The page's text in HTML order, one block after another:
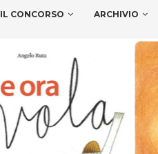
IL CONCORSO ARCHIVIO